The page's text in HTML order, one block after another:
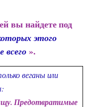
вы найдете под
этого
всего».
веганы или
Предотвратимые